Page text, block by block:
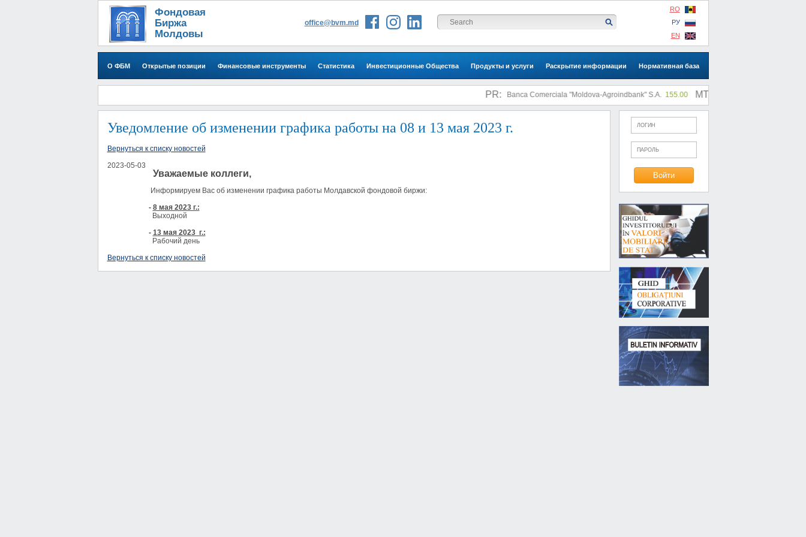
Фондовая
Биржа
Молдовы
RO
РУ
EN
office@bvm.md
О ФБМ Открытые позиции Финансовые инструменты Статистика Инвестиционные Общества Продукты и услуги Раскрытие информации Нормативная база
PR: Banca Comerciala "Moldova-Agroindbank" S.A. 155.00 MTF: |
Уведомление об изменении графика работы на 08 и 13 мая 2023 г.
Вернуться к списку новостей
2023-05-03
Уважаемые коллеги,
Информируем Вас об изменении графика работы Молдавской фондовой биржи:
- 8 мая 2023 г.:
Выходной
- 13 мая 2023 г.:
Рабочий день
Вернуться к списку новостей